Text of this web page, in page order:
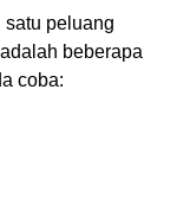
satu peluang
beberapa
coba: